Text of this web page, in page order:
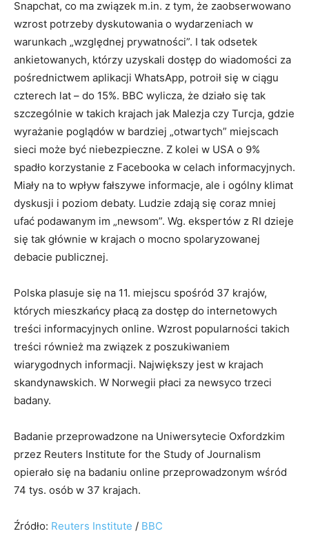
Snapchat, co ma związek m.in. z tym, że zaobserwowano
wzrost potrzeby dyskutowania o wydarzeniach w
warunkach „względnej prywatności”. I tak odsetek
ankietowanych, którzy uzyskali dostęp do wiadomości za
pośrednictwem aplikacji WhatsApp, potroił się w ciągu
czterech lat – do 15%. BBC wylicza, że działo się tak
szczególnie w takich krajach jak Malezja czy Turcja, gdzie
wyrażanie poglądów w bardziej „otwartych” miejscach
sieci może być niebezpieczne. Z kolei w USA o 9%
spadło korzystanie z Facebooka w celach informacyjnych.
Miały na to wpływ fałszywe informacje, ale i ogólny klimat
dyskusji i poziom debaty. Ludzie zdają się coraz mniej
ufać podawanym im „newsom”. Wg. ekspertów z RI dzieje
się tak głównie w krajach o mocno spolaryzowanej
debacie publicznej.
Polska plasuje się na 11. miejscu spośród 37 krajów,
których mieszkańcy płacą za dostęp do internetowych
treści informacyjnych online. Wzrost popularności takich
treści również ma związek z poszukiwaniem
wiarygodnych informacji. Największy jest w krajach
skandynawskich. W Norwegii płaci za newsyco trzeci
badany.
Badanie przeprowadzone na Uniwersytecie Oxfordzkim
przez Reuters Institute for the Study of Journalism
opierało się na badaniu online przeprowadzonym wśród
74 tys. osób w 37 krajach.
Źródło: Reuters Institute / BBC